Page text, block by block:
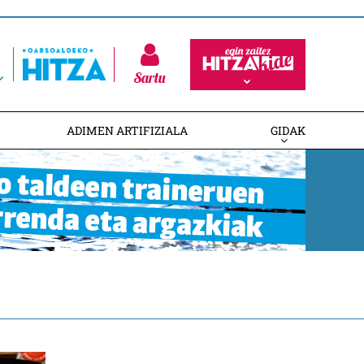
Sartu
ADIMEN ARTIFIZIALA GIDAK